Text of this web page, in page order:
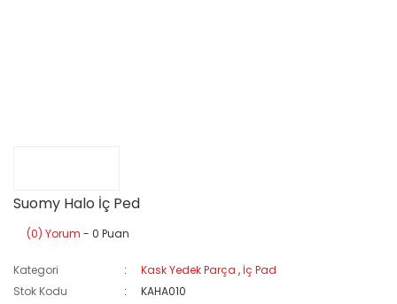
Suomy Halo İç Ped
(0) Yorum - 0 Puan
Kategori Kask Yedek Parça , İç Pad
Stok Kodu
KAHA010